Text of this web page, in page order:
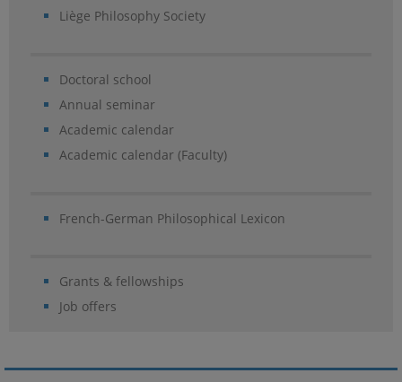
Liège Philosophy Society
Doctoral school
Annual seminar
Academic calendar
Academic calendar (Faculty)
French-German Philosophical Lexicon
Grants & fellowships
Job offers